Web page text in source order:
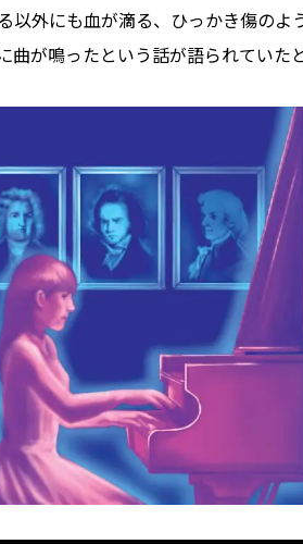
以外にも血が滴る、ひっかき傷の
曲が鳴ったという話が語られていた